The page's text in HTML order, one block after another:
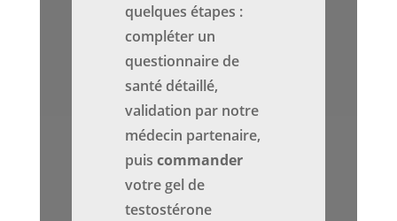
quelques étapes :
compléter un
questionnaire de
santé détaillé,
validation par notre
médecin partenaire,
puiscommander
votre gel de
testostérone